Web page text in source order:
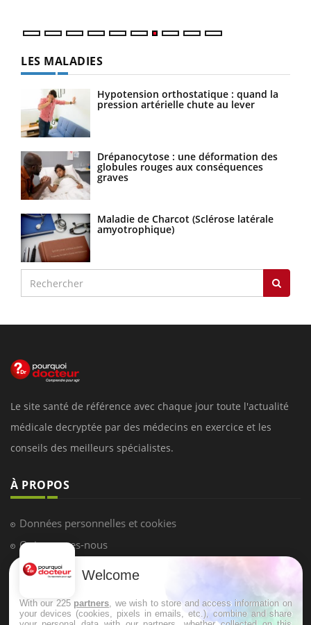
LES MALADIES
Hypotension orthostatique : quand la
pression artérielle chute au lever
Drépanocytose : une déformation des
globules rouges aux conséquences
graves
Maladie de Charcot (Sclérose latérale
amyotrophique)
Le site santé de référence avec chaque jour toute l'actualité
médicale decryptée par des médecins en exercice et les
conseils des meilleurs spécialistes.
À PROPOS
Données personnelles et cookies
Qui sommes-nous
Conditions d'utilisation
Mentions Légales
Welcome
With our 225 partners , we wish to store and access information on
your devices (cookies, pixels in emails, etc.), combine and share